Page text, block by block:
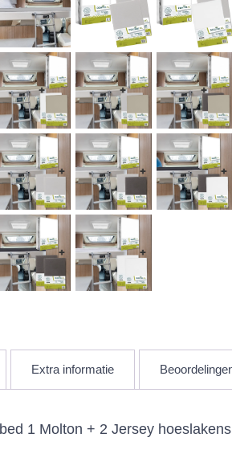
Extra informatie
1 Molton + 2 Jersey hoeslakens